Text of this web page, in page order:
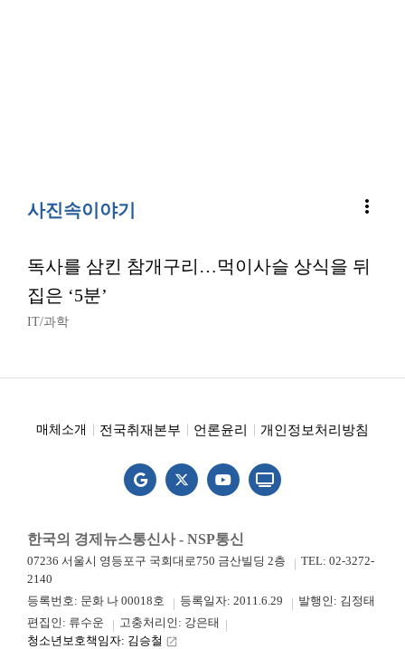
사진속이야기 more_vert
독사를 삼킨 참개구리…먹이사슬 상식을 뒤
집은 ‘5분’
IT/과학
매체소개 전국취재본부 언론윤리 개인정보처리방침
한국의 경제뉴스통신사 - NSP통신
07236 서울시 영등포구 국회대로750 금산빌딩 2층
TEL: 02-3272-
2140
등록번호: 문화 나 00018호
등록일자: 2011.6.29
발행인: 김정태
편집인: 류수운
고충처리인: 강은태
청소년보호책임자: 김승철 launch